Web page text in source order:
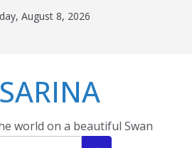
August 8, 2026
world on a beautiful Swan